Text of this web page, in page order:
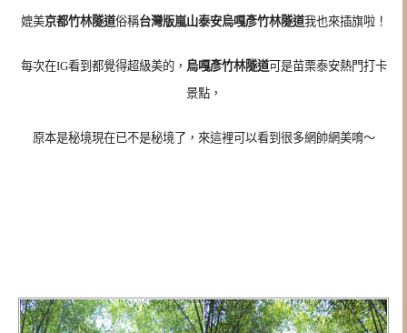
媲美京都竹林隧道俗稱台灣版嵐山泰安烏嘎彥竹林隧道我也來插旗啦！
每次在IG看到都覺得超級美的， 烏嘎彥竹林隧道可是苗栗泰安熱門打卡
景點，
原本是秘境現在已不是秘境了，來這裡可以看到很多網帥網美唷～